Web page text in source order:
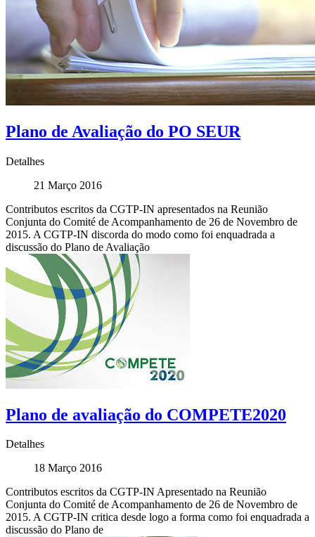
Plano de Avaliação do PO SEUR
Detalhes
21 Março 2016
Contributos escritos da CGTP-IN apresentados na Reunião
Conjunta do Comité de Acompanhamento de 26 de Novembro de
2015. A CGTP-IN discorda do modo como foi enquadrada a
discussão do Plano de Avaliação
Plano de avaliação do COMPETE2020
Detalhes
18 Março 2016
Contributos escritos da CGTP-IN Apresentado na Reunião
Conjunta do Comité de Acompanhamento de 26 de Novembro de
2015. A CGTP-IN critica desde logo a forma como foi enquadrada a
discussão do Plano de